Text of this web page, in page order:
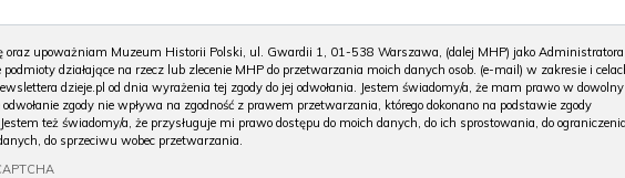
oraz upoważniam Muzeum Historii Polski, ul. Gwardii 1, 01-538 Warszawa, (dalej MHP) jako Administratora
działające na rzecz lub zlecenie MHP do przetwarzania moich danych osob. (e-mail) w zakresie i
dzieje.pl od dnia wyrażenia tej zgody do jej odwołania. Jestem świadomy/a, że mam prawo w
odwołanie zgody nie wpływa na zgodność z prawem przetwarzania, którego dokonano na podstawie zgody
też świadomy/a, że przysługuje mi prawo dostępu do moich danych, do ich sprostowania, do
do sprzeciwu wobec przetwarzania.